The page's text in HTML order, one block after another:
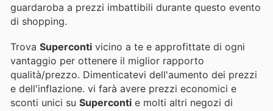
guardaroba a prezzi imbattibili durante questo evento
di shopping.
Trova Superconti vicino a te e approfittate di ogni
vantaggio per ottenere il miglior rapporto
qualità/prezzo. Dimenticatevi dell'aumento dei prezzi
e dell'inflazione. vi farà avere prezzi economici e
sconti unici su Superconti e molti altri negozi di